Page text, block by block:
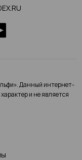
Данный интернет-
и не является